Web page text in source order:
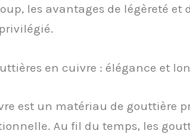
les avantages de légèreté
en cuivre : élégance et
est un matériau de gouttière
Au fil du temps, les